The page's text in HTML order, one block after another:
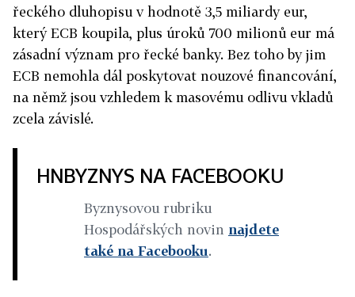
řeckého dluhopisu v hodnotě 3,5 miliardy eur,
který ECB koupila, plus úroků 700 milionů eur má
zásadní význam pro řecké banky. Bez toho by jim
ECB nemohla dál poskytovat nouzové financování,
na němž jsou vzhledem k masovému odlivu vkladů
zcela závislé.
HNBYZNYS NA FACEBOOKU
Byznysovou rubriku
Hospodářských novin najdete
také na Facebooku.